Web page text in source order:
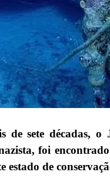
de sete décadas,
foi
estado de